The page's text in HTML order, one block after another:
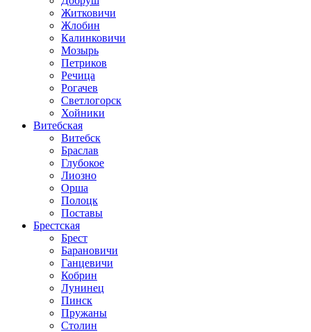
Житковичи
Жлобин
Калинковичи
Мозырь
Петриков
Речица
Рогачев
Светлогорск
Хойники
Витебская
Витебск
Браслав
Глубокое
Лиозно
Орша
Полоцк
Поставы
Брестская
Брест
Барановичи
Ганцевичи
Кобрин
Лунинец
Пинск
Пружаны
Столин